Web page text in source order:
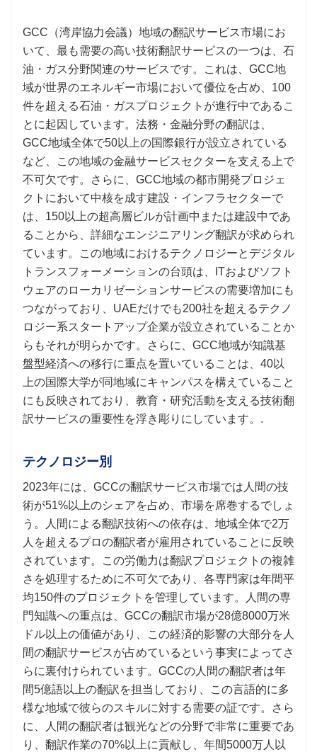
GCC（湾岸協力会議）地域の翻訳サービス市場にお
いて、最も需要の高い技術翻訳サービスの一つは、石
油・ガス分野関連のサービスです。これは、GCC地
域が世界のエネルギー市場において優位を占め、100
件を超える石油・ガスプロジェクトが進行中であるこ
とに起因しています。法務・金融分野の翻訳は、
GCC地域全体で50以上の国際銀行が設立されている
など、この地域の金融サービスセクターを支える上で
不可欠です。さらに、GCC地域の都市開発プロジェ
クトにおいて中核を成す建設・インフラセクターで
は、150以上の超高層ビルが計画中または建設中であ
ることから、詳細なエンジニアリング翻訳が求められ
ています。この地域におけるテクノロジーとデジタル
トランスフォーメーションの台頭は、ITおよびソフト
ウェアのローカリゼーションサービスの需要増加にも
つながっており、UAEだけでも200社を超えるテクノ
ロジー系スタートアップ企業が設立されていることか
らもそれが明らかです。さらに、GCC地域が知識基
盤型経済への移行に重点を置いていることは、40以
上の国際大学が同地域にキャンパスを構えていること
にも反映されており、教育・研究活動を支える技術翻
訳サービスの重要性を浮き彫りにしています。.
テクノロジー別
2023年には、GCCの翻訳サービス市場では人間の技
術が51%以上のシェアを占め、市場を席巻するでしょ
う。人間による翻訳技術への依存は、地域全体で2万
人を超えるプロの翻訳者が雇用されていることに反映
されています。この労働力は翻訳プロジェクトの複雑
さを処理するために不可欠であり、各専門家は年間平
均150件のプロジェクトを管理しています。人間の専
門知識への重点は、GCCの翻訳市場が28億8000万米
ドル以上の価値があり、この経済的影響の大部分を人
間の翻訳サービスが占めているという事実によってさ
らに裏付けられています。GCCの人間の翻訳者は年
間5億語以上の翻訳を担当しており、この言語的に多
様な地域で彼らのスキルに対する需要の証です。さら
に、人間の翻訳者は観光などの分野で非常に重要であ
り、翻訳作業の70%以上に貢献し、年間5000万人以